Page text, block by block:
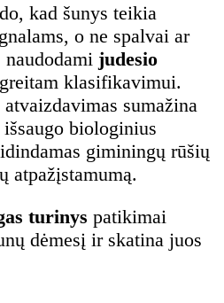
kad šunys teikia
o ne spalvai ar
judesio
klasifikavimui.
sumažina
biologinius
giminingų rūšių
turinys patikimai
dėmesį ir skatina juos